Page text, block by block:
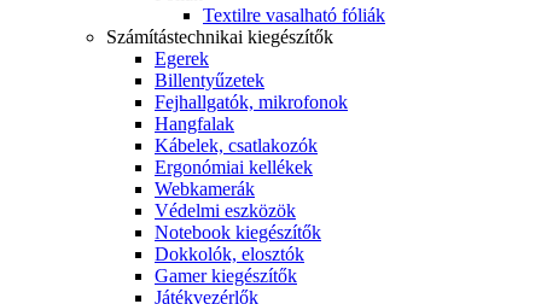
Textilre vasalható fóliák
Számítástechnikai kiegészítők
Egerek
Billentyűzetek
Fejhallgatók, mikrofonok
Hangfalak
Kábelek, csatlakozók
Ergonómiai kellékek
Webkamerák
Védelmi eszközök
Notebook kiegészítők
Dokkolók, elosztók
Gamer kiegészítők
Játékvezérlők